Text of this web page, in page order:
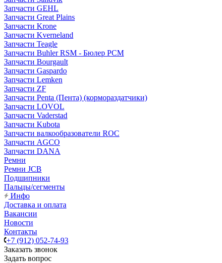
Запчасти GEHL
Запчасти Great Plains
Запчасти Krone
Запчасти Kverneland
Запчасти Teagle
Запчасти Buhler RSM - Бюлер РСМ
Запчасти Bourgault
Запчасти Gaspardo
Запчасти Lemken
Запчасти ZF
Запчасти Penta (Пента) (кормораздатчики)
Запчасти LOVOL
Запчасти Vaderstad
Запчасти Kubota
Запчасти валкообразователи ROC
Запчасти AGCO
Запчасти DANA
Ремни
Ремни JCB
Подшипники
Пальцы/сегменты
Инфо
Доставка и оплата
Вакансии
Новости
Контакты
+7 (912) 052-74-93
Заказать звонок
Задать вопрос